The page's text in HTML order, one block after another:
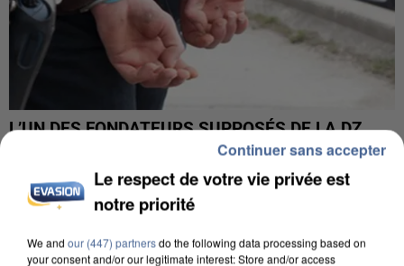
L’UN DES FONDATEURS SUPPOSÉS DE LA DZ
MAFIA INTERPELLÉ EN ALGÉRIE
Le respect de votre vie privée est
notre priorité
We and our (447) partnersdo the following data processing based on
your consent and/or our legitimate interest: Store and/or access
Continuer sans accepter